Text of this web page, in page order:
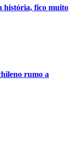
história, fico muito
rumo a